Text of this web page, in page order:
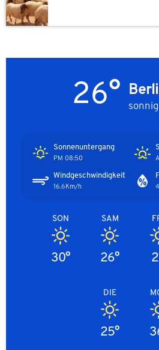
sonnig
26°
Sonnenuntergang
08:50 PM
Windgeschwindigkeit
16.6Km/h
SAM
26°
SON
30°
DIE
25°